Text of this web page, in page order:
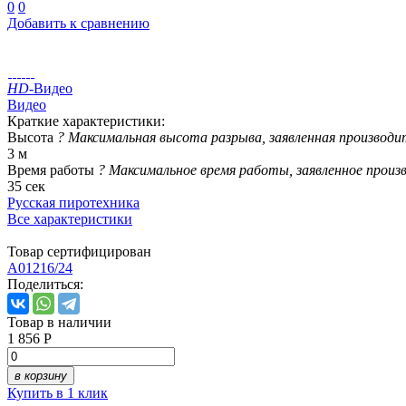
0 0
Добавить к сравнению
HD-Видео
Видео
Краткие характеристики:
Высота ? Максимальная высота разрыва, заявленная
3 м
Время работы ? Максимальное время работы, заявленное
35 сек
Русская пиротехника
Все характеристики
Товар сертифицирован
A01216/24
Поделиться:
Товар в наличии
1 856 Р
в корзину
Купить в 1 клик